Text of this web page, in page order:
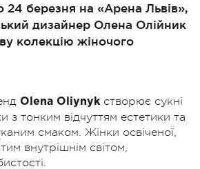
березня на «Арена Львів»,
дизайнер Олена Олійник
колекцію жіночого
Olena Oliynykстворює сукні
з тонким відчуттям естетики та
смаком. Жінки освіченої,
внутрішнім світом,